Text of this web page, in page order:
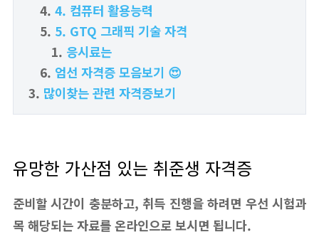
4. 컴퓨터 활용능력
5. GTQ 그래픽 기술 자격
응시료는
엄선 자격증 모음보기 😍
많이찾는 관련 자격증보기
유망한 가산점 있는 취준생 자격증
준비할 시간이 충분하고, 취득 진행을 하려면 우선 시험과
목 해당되는 자료를 온라인으로 보시면 됩니다.